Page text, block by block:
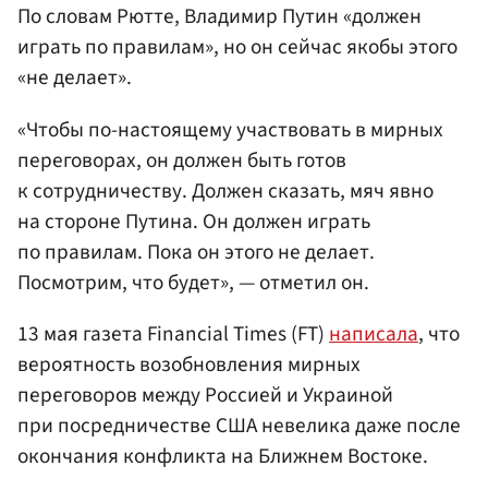
По словам Рютте, Владимир Путин «должен
играть по правилам», но он сейчас якобы этого
«не делает».
«Чтобы по-настоящему участвовать в мирных
переговорах, он должен быть готов
к сотрудничеству. Должен сказать, мяч явно
на стороне Путина. Он должен играть
по правилам. Пока он этого не делает.
Посмотрим, что будет», — отметил он.
13 мая газета Financial Times (FT)написала, что
вероятность возобновления мирных
переговоров между Россией и Украиной
при посредничестве США невелика даже после
окончания конфликта на Ближнем Востоке.